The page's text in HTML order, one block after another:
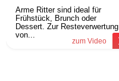
Arme Ritter sind ideal für
Frühstück, Brunch oder
Dessert. Zur Resteverwertung
von...
zum Video